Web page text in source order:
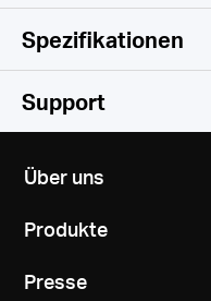
Einfach
Spezifikationen
Drahtlos
IEEE 802.11a/n/ac 5
Frequency
2.4 - 2.5 GHz, 5 GHz
112 × 84.7 × 39 mm
Interfaces
CE, RoHS
Support
Über uns
Produkte
Presse